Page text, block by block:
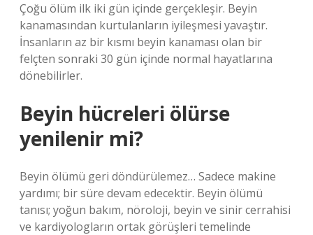
Çoğu ölüm ilk iki gün içinde gerçekleşir. Beyin
kanamasından kurtulanların iyileşmesi yavaştır.
İnsanların az bir kısmı beyin kanaması olan bir
felçten sonraki 30 gün içinde normal hayatlarına
dönebilirler.
Beyin hücreleri ölürse
yenilenir mi?
Beyin ölümü geri döndürülemez… Sadece makine
yardımı; bir süre devam edecektir. Beyin ölümü
tanısı; yoğun bakım, nöroloji, beyin ve sinir cerrahisi
ve kardiyologların ortak görüşleri temelinde